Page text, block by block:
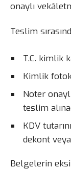
onaylı
Teslim
T.C. kimlik
Kimlik
Noter
teslim
KDV
dekont
Belgelerin